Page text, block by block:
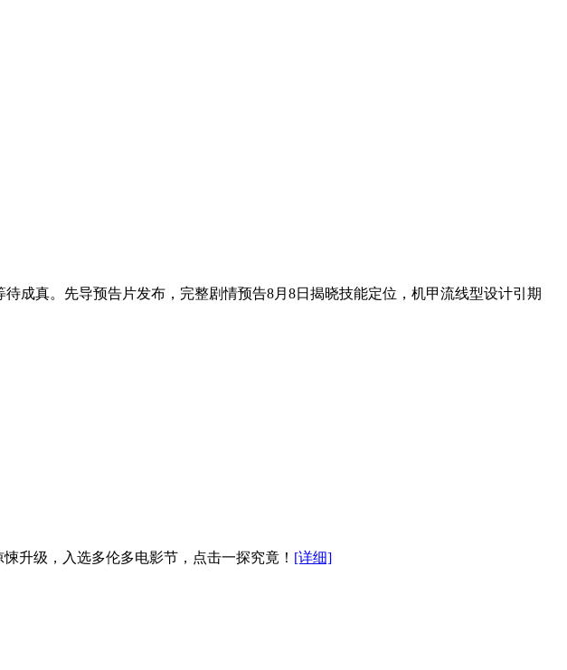
成真。先导预告片发布，完整剧情预告8月8日揭晓技能定位，机甲流线型设计引期
升级，入选多伦多电影节，点击一探究竟！ [详细]